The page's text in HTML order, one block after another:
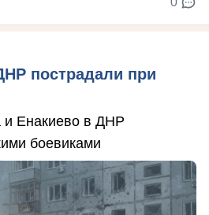
пострадали при
и Енакиево в ДНР
боевиками